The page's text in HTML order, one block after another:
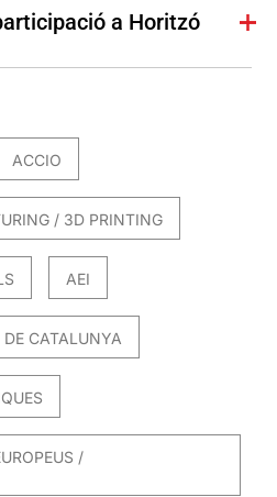
a Horitzó
ACCIO
/ 3D PRINTING
AEI
DE CATALUNYA
/